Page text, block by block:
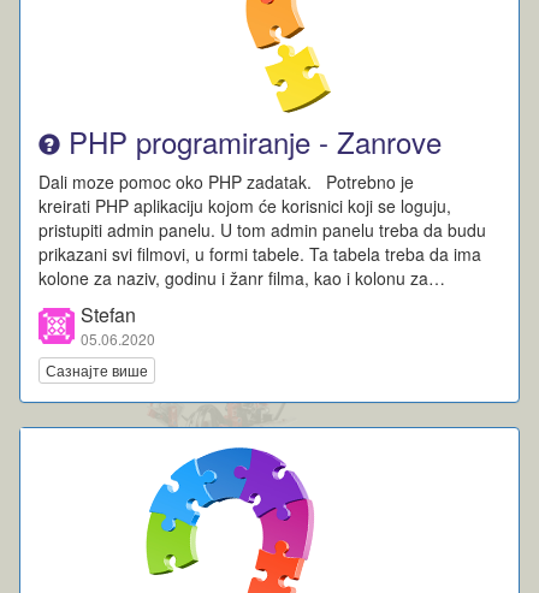
PHP programiranje - Zanrove
Dali moze pomoc oko PHP zadatak. Potrebno je
kreirati PHP aplikaciju kojom će korisnici koji se loguju,
pristupiti admin panelu. U tom admin panelu treba da budu
prikazani svi filmovi, u formi tabele. Ta tabela treba da ima
kolone za naziv, godinu i žanr filma, kao i kolonu za…
Stefan
05.06.2020
Сазнајте више